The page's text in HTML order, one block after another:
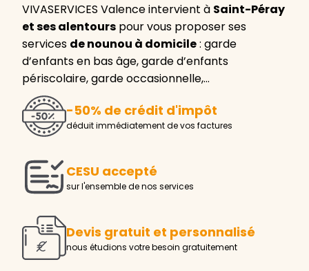
VIVASERVICES Valence intervient à Saint-Péray
et ses alentours pour vous proposer ses
services de nounou à domicile: garde
d’enfants en bas âge, garde d’enfants
périscolaire, garde occasionnelle,…
-50% de crédit d'impôt
déduit immédiatement de vos factures
CESU accepté
sur l'ensemble de nos services
Devis gratuit et personnalisé
nous étudions votre besoin gratuitement